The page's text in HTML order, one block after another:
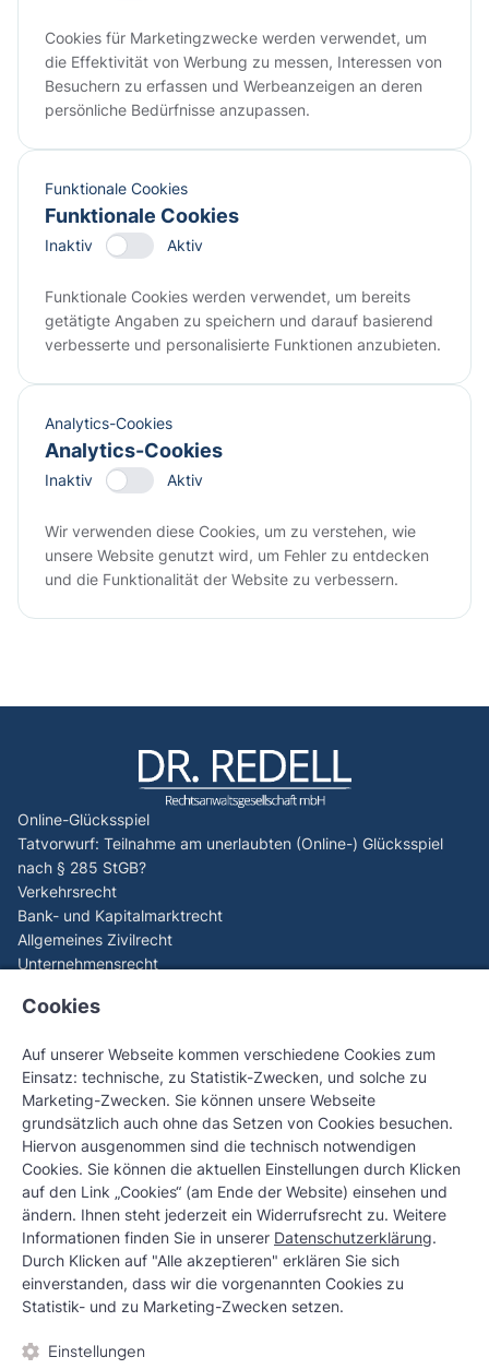
Cookies für Marketingzwecke werden verwendet, um
die Effektivität von Werbung zu messen, Interessen von
Besuchern zu erfassen und Werbeanzeigen an deren
persönliche Bedürfnisse anzupassen.
Funktionale Cookies
Funktionale Cookies
Inaktiv Aktiv
Funktionale Cookies werden verwendet, um bereits
getätigte Angaben zu speichern und darauf basierend
verbesserte und personalisierte Funktionen anzubieten.
Analytics-Cookies
Analytics-Cookies
Inaktiv Aktiv
Wir verwenden diese Cookies, um zu verstehen, wie
unsere Website genutzt wird, um Fehler zu entdecken
und die Funktionalität der Website zu verbessern.
Online-Glücksspiel
Tatvorwurf: Teilnahme am unerlaubten (Online-) Glücksspiel
nach § 285 StGB?
Verkehrsrecht
Bank- und Kapitalmarktrecht
Allgemeines Zivilrecht
Unternehmensrecht
EuGH (C-440/23): Spieler können Verluste aus illegalem
EuGH-Generalanwalt sorgt für Paukenschlag beim Online-
Glücksspiel – C-530/24 Tipico Sportwetten
OLG Stuttgart stärkt Verbraucherrechte – Geld zurück bei
Verstoß gegen 1.000-€-Einzahlungslimit
OLG Karlsruhe stärkt Verbraucherrechte bei
Apple‑Pay‑Betrug
Checkliste: Vorzeitige Löschung erledigter negativer
SCHUFA-Einträge
Kontakt
Eupener Straße 67, 50933 Köln
rechtsanwalt@redell.com
Cookies
Auf unserer Webseite kommen verschiedene Cookies zum
Einsatz: technische, zu Statistik-Zwecken, und solche zu
Marketing-Zwecken. Sie können unsere Webseite
grundsätzlich auch ohne das Setzen von Cookies besuchen.
Hiervon ausgenommen sind die technisch notwendigen
Cookies. Sie können die aktuellen Einstellungen durch Klicken
auf den Link „Cookies“ (am Ende der Website) einsehen und
ändern. Ihnen steht jederzeit ein Widerrufsrecht zu. Weitere
Informationen finden Sie in unserer Datenschutzerklärung.
Durch Klicken auf "Alle akzeptieren" erklären Sie sich
einverstanden, dass wir die vorgenannten Cookies zu
Statistik- und zu Marketing-Zwecken setzen.
Einstellungen